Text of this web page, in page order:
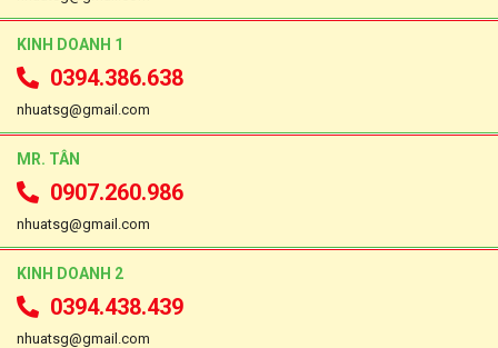
KINH DOANH 1
0394.386.638
nhuatsg@gmail.com
MR. TÂN
0907.260.986
nhuatsg@gmail.com
KINH DOANH 2
0394.438.439
nhuatsg@gmail.com